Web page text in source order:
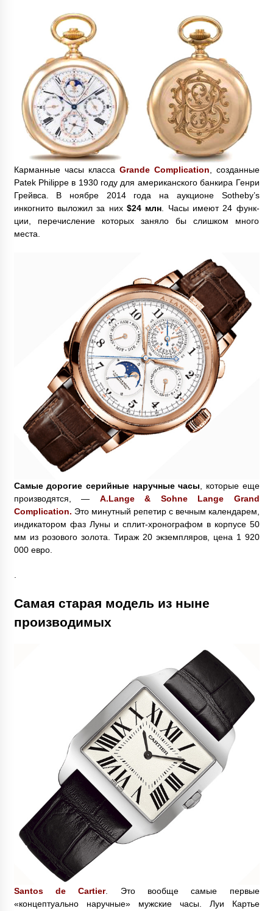
Карманные часы класса Grande Complication, созданные
Patek Philippe в 1930 году для американского банкира Генри
Грейвса. В ноябре 2014 года на аукционе Sotheby’s
инкогнито выложил за них $24 млн. Часы имеют 24 функ­
ции, перечисление которых заняло бы слишком много
места.
Самые дорогие серийные наручные часы , которые еще
производятся, — A.Lange & Sohne Lange Grand
Complication. Это минутный репетир с вечным календарем,
индикатором фаз Луны и сплит-хронографом в корпусе 50
мм из розового золота. Тираж 20 экземпляров, цена 1 920
000 евро.
Самая старая модель из ныне
производимых
Santos de Cartier. Это вообще самые первые
«концептуально наручные» мужские часы. Луи Картье